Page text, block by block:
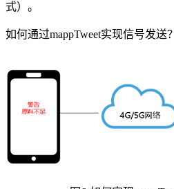
式）。
如何通过mappTweet实现信号发送？